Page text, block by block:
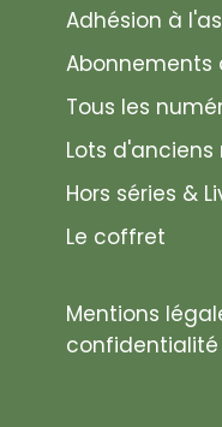
Adhésion à
Abonnements
Tous les
Lots d'anciens
Hors séries &
Le coffret
Mentions
confidentialité